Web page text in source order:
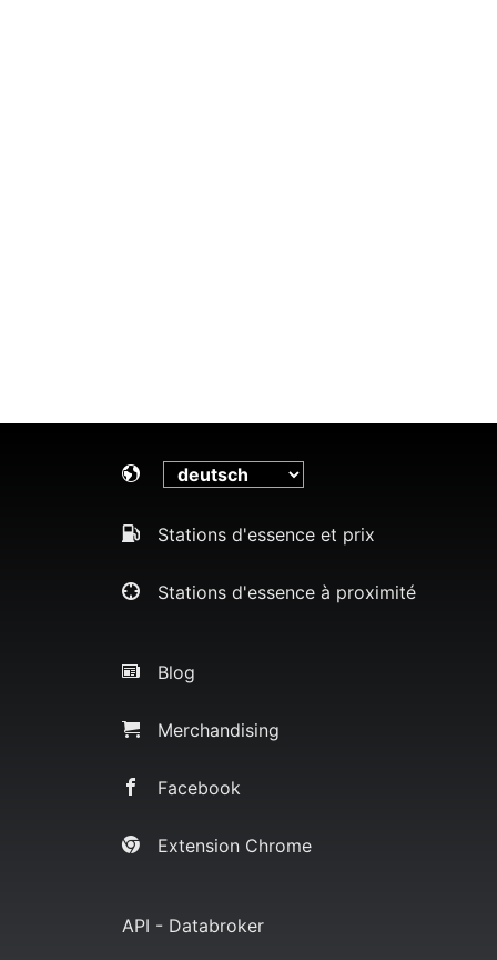
Stations d'essence et prix
Stations d'essence à proximité
Blog
Merchandising
Facebook
Extension Chrome
API - Databroker